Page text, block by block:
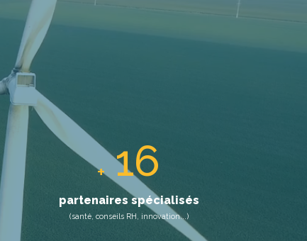
+ 33
partenaires spécialisés
(santé, conseils RH, innovation...)